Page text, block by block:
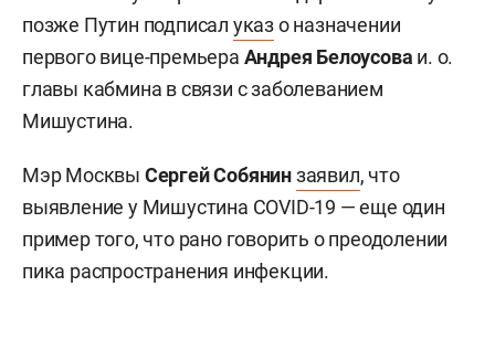
позже Путин подписал указо назначении
первого вице-премьера Андрея Белоусова и. о.
главы кабмина в связи с заболеванием
Мишустина.
Мэр Москвы Сергей Собянинзаявил, что
выявление у Мишустина COVID-19 — еще один
пример того, что рано говорить о преодолении
пика распространения инфекции.